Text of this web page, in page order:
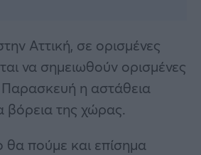
Αττική, σε ορισμένες
να σημειωθούν ορισμένες
η αστάθεια
βόρεια της χώρας.
πούμε και επίσημα